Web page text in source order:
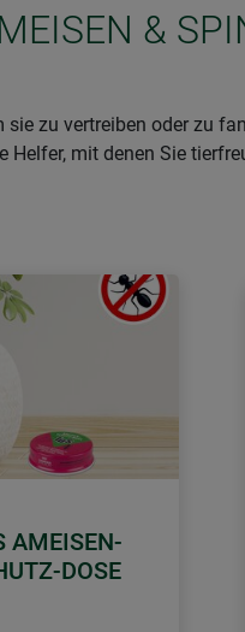
&
zu vertreiben oder zu
mit denen Sie
AMEISEN-
DOSE